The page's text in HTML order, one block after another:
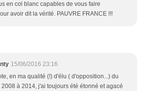
en col blanc capables de vous faire
avoir dit la vérité. PAUVRE FRANCE !!!
15/06/2016 23:16
en ma qualité (!) d'élu ( d'opposition...) du
2008 à 2014, j'ai toujours été étonné et agacé